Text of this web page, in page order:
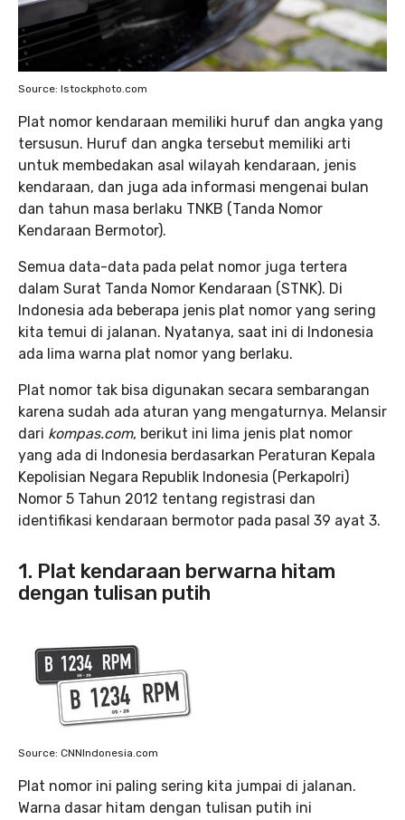
Source: Istockphoto.com
Plat nomor kendaraan memiliki huruf dan angka yang
tersusun. Huruf dan angka tersebut memiliki arti
untuk membedakan asal wilayah kendaraan, jenis
kendaraan, dan juga ada informasi mengenai bulan
dan tahun masa berlaku TNKB (Tanda Nomor
Kendaraan Bermotor).
Semua data-data pada pelat nomor juga tertera
dalam Surat Tanda Nomor Kendaraan (STNK). Di
Indonesia ada beberapa jenis plat nomor yang sering
kita temui di jalanan. Nyatanya, saat ini di Indonesia
ada lima warna plat nomor yang berlaku.
Plat nomor tak bisa digunakan secara sembarangan
karena sudah ada aturan yang mengaturnya. Melansir
dari kompas.com, berikut ini lima jenis plat nomor
yang ada di Indonesia berdasarkan Peraturan Kepala
Kepolisian Negara Republik Indonesia (Perkapolri)
Nomor 5 Tahun 2012 tentang registrasi dan
identifikasi kendaraan bermotor pada pasal 39 ayat 3.
1. Plat kendaraan berwarna hitam
dengan tulisan putih
Source: CNNIndonesia.com
Plat nomor ini paling sering kita jumpai di jalanan.
Warna dasar hitam dengan tulisan putih ini